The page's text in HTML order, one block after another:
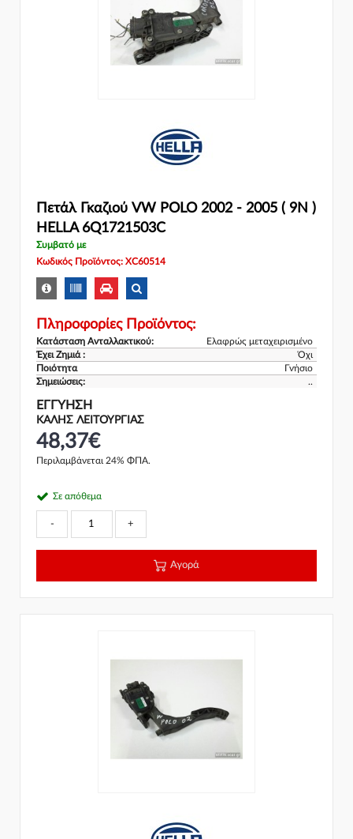
Πετάλ Γκαζιού VW POLO 2002 - 2005 ( 9N )
HELLA 6Q1721503C
Συμβατό με
Κωδικός Προϊόντος: XC60514
Πληροφορίες Προϊόντος:
Κατάσταση Ανταλλακτικού:
Ελαφρώς μεταχειρισμένο
Έχει Ζημιά :
Όχι
Ποιότητα
Γνήσιο
Σημειώσεις:
..
ΕΓΓΎΗΣΗ
ΚΑΛΗΣ ΛΕΙΤΟΥΡΓΙΑΣ
48,37€
Περιλαμβάνεται 24% ΦΠΑ.
Σε απόθεμα
- +
Αγορά